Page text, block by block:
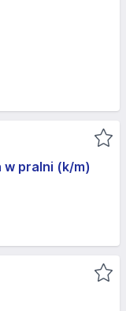
pralni (k/m)